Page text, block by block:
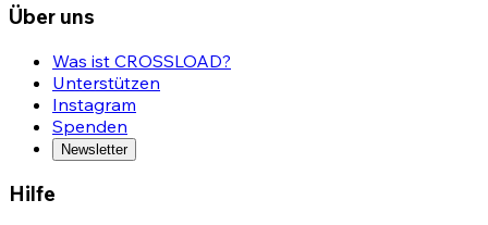
Über uns
Was ist CROSSLOAD?
Unterstützen
Instagram
Spenden
Newsletter
Hilfe